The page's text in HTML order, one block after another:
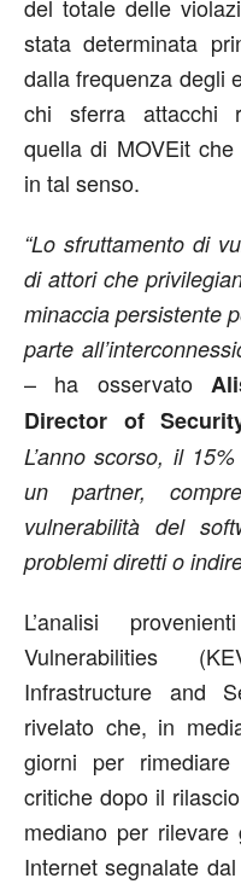
del totale delle
stata determinata
dalla frequenza degli
chi sferra attacchi
quella di MOVEit
in tal senso.
“Lo sfruttamento di
di attori che
minaccia persistente
parte
– ha osservato
Director of
L’anno scorso, il
un partner,
vulnerabilità del
problemi diretti o
L’analisi
Vulnerabilities
Infrastructure and
rivelato che, in
giorni per
critiche dopo il
mediano per
Internet segnalate